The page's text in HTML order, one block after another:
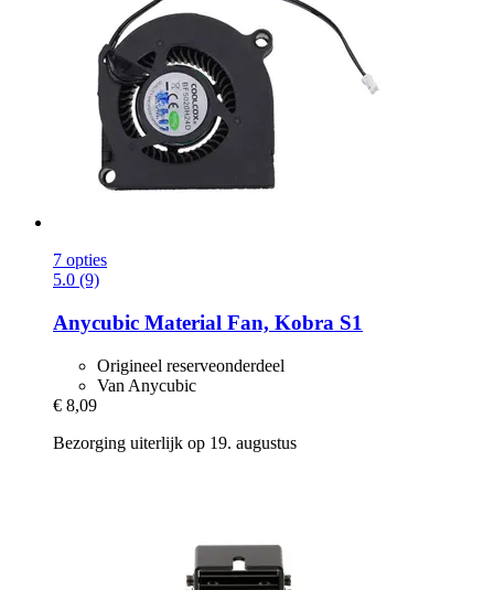
7 opties
5.0 (9)
Anycubic Material Fan, Kobra S1
Origineel reserveonderdeel
Van Anycubic
€ 8,09
Bezorging uiterlijk op 19. augustus